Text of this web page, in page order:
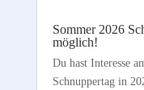
Sommer 2026
möglich!
Du hast Interesse
Schnuppertag in